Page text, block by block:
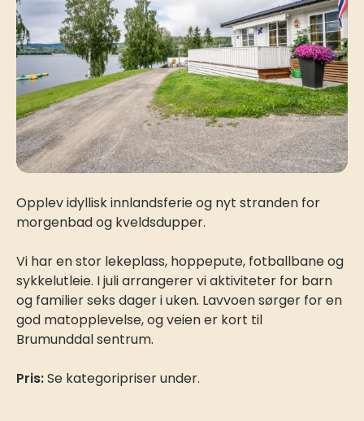
Opplev idyllisk innlandsferie og nyt stranden for
morgenbad og kveldsdupper.
Vi har en stor lekeplass, hoppepute, fotballbane og
sykkelutleie. I juli arrangerer vi aktiviteter for barn
og familier seks dager i uken. Lavvoen sørger for en
god matopplevelse, og veien er kort til
Brumunddal sentrum.
Pris:Se kategoripriser under.